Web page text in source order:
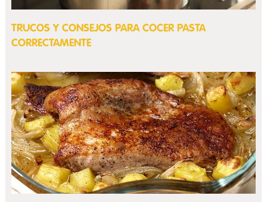
TRUCOS Y CONSEJOS PARA COCER PASTA
CORRECTAMENTE